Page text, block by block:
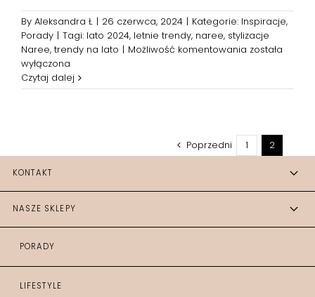
By Aleksandra Ł | 26 czerwca, 2024 | Kategorie: Inspiracje,
Porady | Tagi: lato 2024, letnie trendy, naree, stylizacje
Naree, trendy na lato | Możliwość komentowania Stylizacje
2024.
będą
rządzić
została
wyłączona
Czytaj dalej
Poprzedni 1 2
KONTAKT
NASZE SKLEPY
PORADY
LIFESTYLE